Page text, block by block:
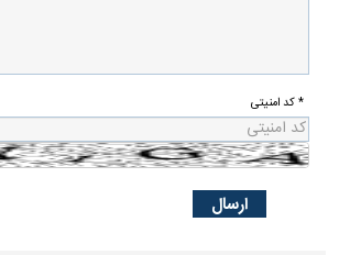
* کد امنیتی